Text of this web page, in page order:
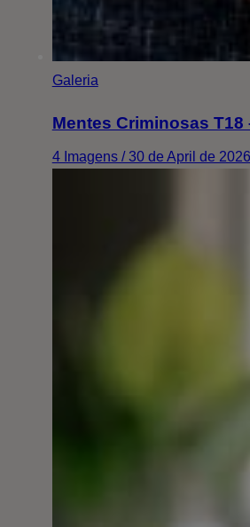
Galeria
Mentes Criminosas T18
4 Imagens / 30 de April de 2026